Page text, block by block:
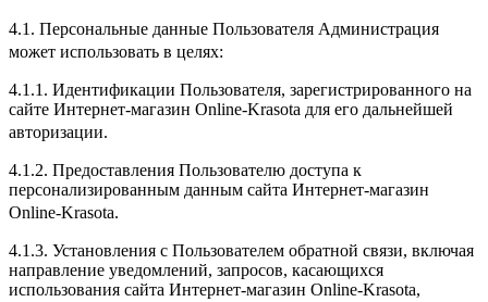
4.1. Персональные данные Пользователя Администрация
может использовать в целях:
4.1.1. Идентификации Пользователя, зарегистрированного на
сайте Интернет-магазин Online-Krasota для его дальнейшей
авторизации.
4.1.2. Предоставления Пользователю доступа к
персонализированным данным сайта Интернет-магазин
Online-Krasota.
4.1.3. Установления с Пользователем обратной связи, включая
направление уведомлений, запросов, касающихся
использования сайта Интернет-магазин Online-Krasota,